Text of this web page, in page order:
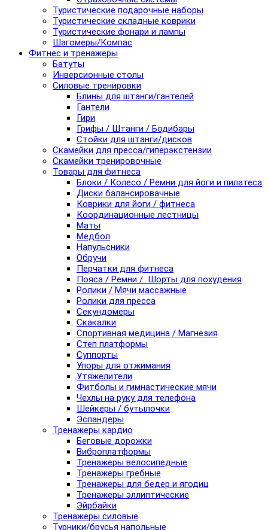
Туристические подарочные наборы
Туристические складные коврики
Туристические фонари и лампы
Шагомеры/Компас
Фитнес и тренажеры
Батуты
Инверсионные столы
Силовые тренировки
Блины для штанги/гантелей
Гантели
Гири
Грифы / Штанги / Бодибары
Стойки для штанги/дисков
Скамейки для пресса/гиперэкстензии
Скамейки тренировочные
Товары для фитнеса
Блоки / Колесо / Ремни для йоги и пилатеса
Диски балансировачные
Коврики для йоги / фитнеса
Координационные лестницы
Маты
Медбол
Напульсники
Обручи
Перчатки для фитнеса
Пояса / Ремни / Шорты для похудения
Ролики / Мячи массажные
Ролики для пресса
Секундомеры
Скакалки
Спортивная медицина / Магнезия
Степ платформы
Суппорты
Упоры для отжимания
Утяжелители
Фитболы и гимнастические мячи
Чехлы на руку для телефона
Шейкеры / бутылочки
Эспандеры
Тренажеры кардио
Беговые дорожки
Виброплатформы
Тренажеры велосипедные
Тренажеры гребные
Тренажеры для бедер и ягодиц
Тренажеры эллиптические
Эйрбайки
Тренажеры силовые
Турники/брусья напольные